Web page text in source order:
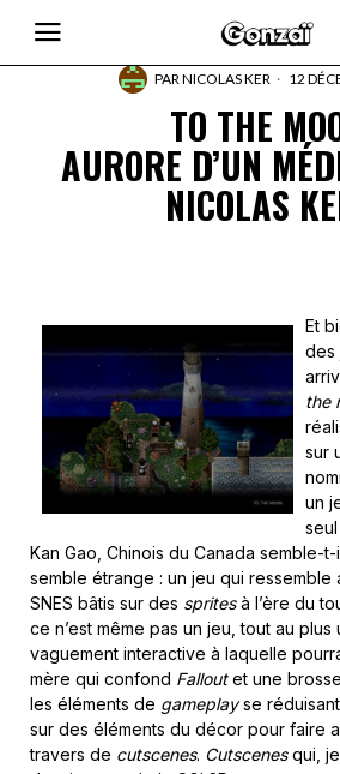
PARNICOLAS KER 12
TO THE
AURORE D’UN
NICOLAS
Et
des
the
sur
un
Kan Gao, Chinois du Canada semble-
semble étrange : un jeu qui ressemble
SNES bâtis sur des spritesà l’ère du
ce n’est même pas un jeu, tout au plus
vaguement interactive à laquelle
mère qui confond Falloutet une
les éléments de gameplayse
sur des éléments du décor pour faire
travers de cutscenes. Cutscenesqui,